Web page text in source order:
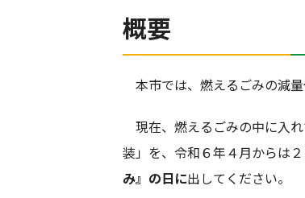
概要
本市では、燃えるごみの減
現在、燃えるごみの中に入
装」を、令和６年４月からは
み』の日に出してください。